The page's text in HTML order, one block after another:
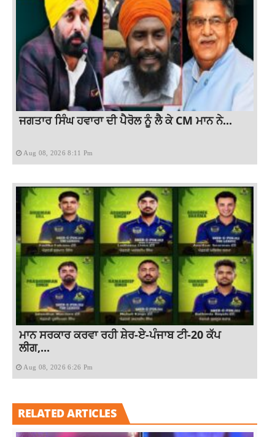
ਜਗਤਾਰ ਸਿੰਘ ਹਵਾਰਾ ਦੀ ਪੈਰੋਲ ਨੂੰ ਲੈ ਕੇ CM ਮਾਨ ਨੇ...
Aug 08, 2026 8:11 Pm
ਮਾਨ ਸਰਕਾਰ ਕਰਵਾ ਰਹੀ ਸ਼ੇਰ-ਏ-ਪੰਜਾਬ ਟੀ-20 ਕੱਪ
ਲੀਗ,...
Aug 08, 2026 6:26 Pm
RELATED ARTICLES